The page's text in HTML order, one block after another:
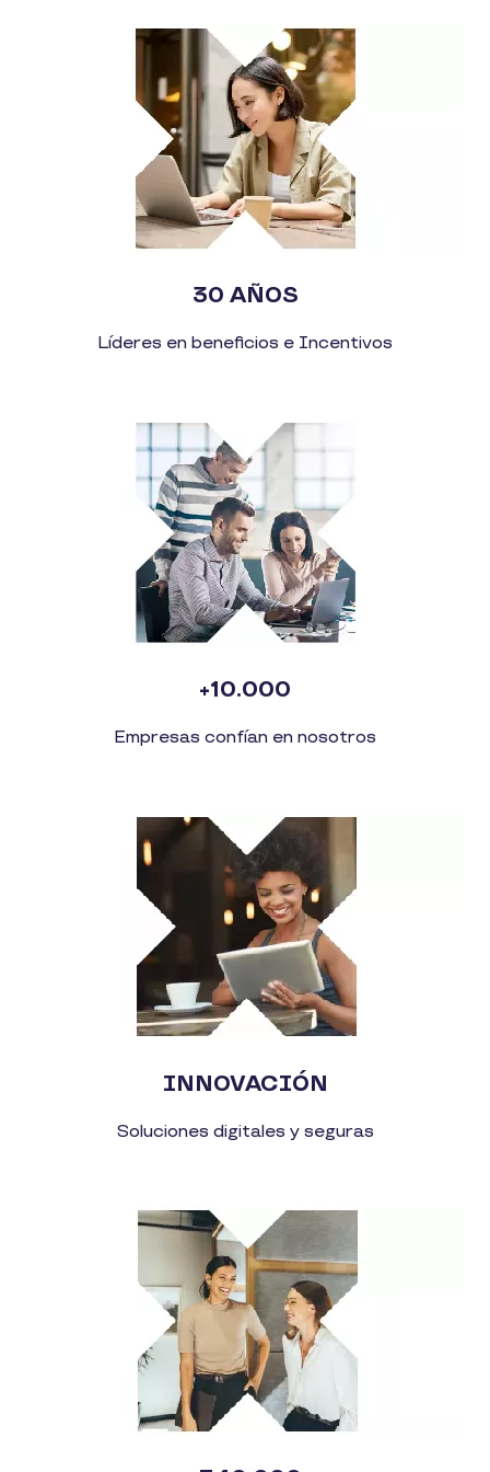
30 AÑOS
Líderes en beneficios e Incentivos
+10.000
Empresas confían en nosotros
INNOVACIÓN
Soluciones digitales y seguras